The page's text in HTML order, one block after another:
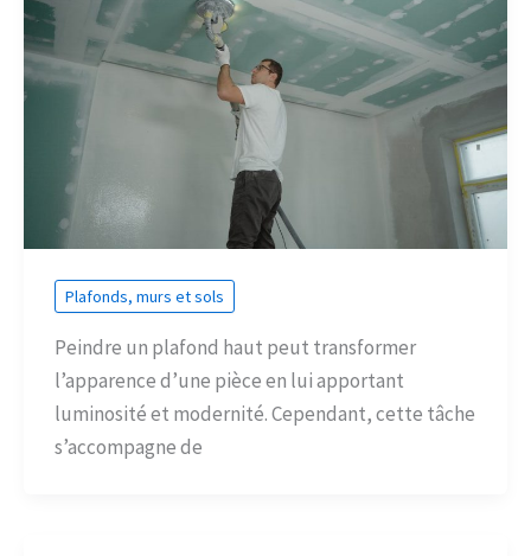
Plafonds, murs et sols
Peindre un plafond haut peut transformer
l’apparence d’une pièce en lui apportant
luminosité et modernité. Cependant, cette tâche
s’accompagne de